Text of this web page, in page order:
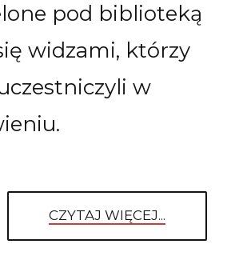
pod biblioteką
widzami, którzy
w
CZYTAJ WIĘCEJ...